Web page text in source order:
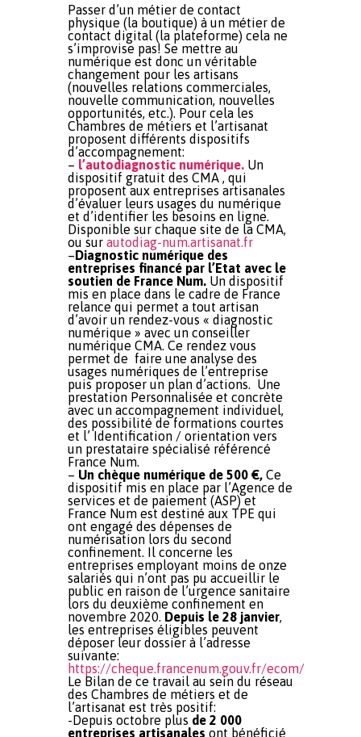
Passer d’un métier de contact
physique (la boutique) à un métier de
contact digital (la plateforme) cela ne
s’improvise pas! Se mettre au
numérique est donc un véritable
changement pour les artisans
(nouvelles relations commerciales,
nouvelle communication, nouvelles
opportunités, etc.). Pour cela les
Chambres de métiers et l’artisanat
proposent différents dispositifs
d’accompagnement:
– l’autodiagnostic numérique. Un
dispositif gratuit des CMA , qui
proposent aux entreprises artisanales
d’évaluer leurs usages du numérique
et d’identifier les besoins en ligne.
Disponible sur chaque site de la CMA,
ou sur autodiag-num.artisanat.fr
–Diagnostic numérique des
entreprises financé par l’Etat avec le
soutien de France Num. Un dispositif
mis en place dans le cadre de France
relance qui permet a tout artisan
d’avoir un rendez-vous « diagnostic
numérique » avec un conseiller
numérique CMA. Ce rendez vous
permet de faire une analyse des
usages numériques de l’entreprise
puis proposer un plan d’actions. Une
prestation Personnalisée et concrète
avec un accompagnement individuel,
des possibilité de formations courtes
et l’ Identification / orientation vers
un prestataire spécialisé référencé
France Num.
– Un chèque numérique de 500 €, Ce
dispositif mis en place par l’Agence de
services et de paiement (ASP) et
France Num est destiné aux TPE qui
ont engagé des dépenses de
numérisation lors du second
confinement. Il concerne les
entreprises employant moins de onze
salariés qui n’ont pas pu accueillir le
public en raison de l’urgence sanitaire
lors du deuxième confinement en
novembre 2020. Depuis le 28 janvier,
les entreprises éligibles peuvent
déposer leur dossier à l’adresse
suivante:
https://cheque.francenum.gouv.fr/ecom/
Le Bilan de ce travail au sein du réseau
des Chambres de métiers et de
l’artisanat est très positif:
-Depuis octobre plus de 2 000
entreprises artisanales ont bénéficié